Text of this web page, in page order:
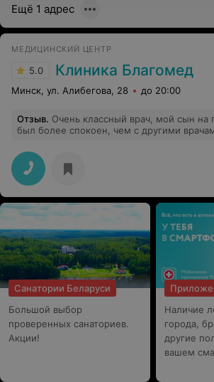
Ещё 1 адрес
МЕДИЦИНСКИЙ ЦЕНТР
5.0 Клиника Благомед
Минск, ул. Алибегова, 28 до 20:00
Отзыв. Очень классный врач, мой сын на
был более спокоен, чем с другими
Санатории Беларуси
Большой выбор
проверенных санаториев.
Акции!
Наличие
города,
другие
вашем